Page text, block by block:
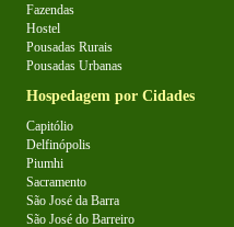
Fazendas
Hostel
Pousadas Rurais
Pousadas Urbanas
Hospedagem por Cidades
Capitólio
Delfinópolis
Piumhi
Sacramento
São José da Barra
São José do Barreiro